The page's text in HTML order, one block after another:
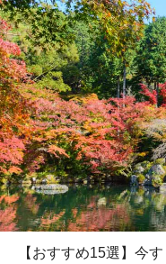
【おすすめ15選】今